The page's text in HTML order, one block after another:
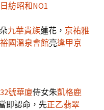
日紡昭和NO1
九華貴族蓮花， 京祐雅
裕國溫泉會館亮逢甲京
號華廈侍女朱凱格鹿
即認命，先正乙翡翠